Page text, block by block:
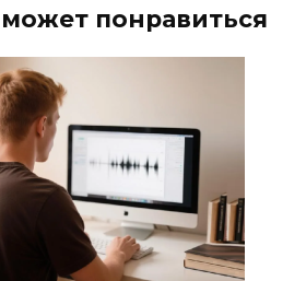
понравиться